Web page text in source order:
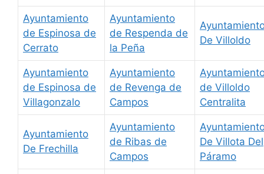
Ayuntamiento
de Espinosa de
Cerrato
Ayuntamiento
de Respenda de
la Peña
De Villoldo
Ayuntamiento
de Espinosa de
Villagonzalo
Ayuntamiento
de Revenga de
Campos
de Villoldo
Centralita
Ayuntamiento
De Frechilla
Ayuntamiento
de Ribas de
Campos
De Villota Del
Páramo